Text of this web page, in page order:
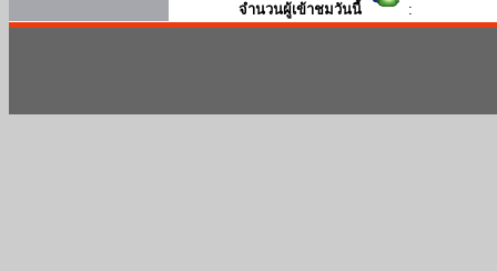
จำนวนผู้เข้าชมวันนี้ :